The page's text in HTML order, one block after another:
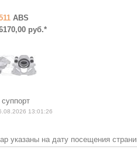
ABS
руб.*
13:01:26
указаны на дату посещения